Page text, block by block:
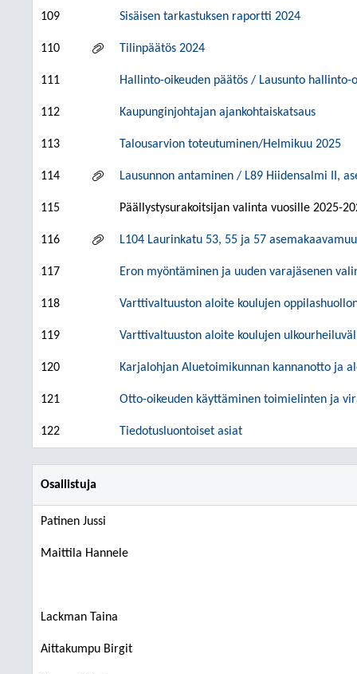
109 Sisäisen tarkastuksen raportti 2024
110 Tilinpäätös 2024
111 Hallinto-oikeuden päätös / Lausunto
112 Kaupunginjohtajan ajankohtaiskatsaus
113 Talousarvion toteutuminen/Helmikuu 2025
114 Lausunnon antaminen / L89 Hiidensalmi II,
115 Päällystysurakoitsijan valinta vuosille 2025-
116 L104 Laurinkatu 53, 55 ja 57
117 Eron myöntäminen ja uuden varajäsenen
118 Varttivaltuuston aloite koulujen
119 Varttivaltuuston aloite koulujen
120 Karjalohjan Aluetoimikunnan kannanotto ja
121 Otto-oikeuden käyttäminen toimielinten ja
122 Tiedotusluontoiset asiat
Osallistuja
Patinen Jussi
Maittila Hannele
Lackman Taina
Aittakumpu Birgit